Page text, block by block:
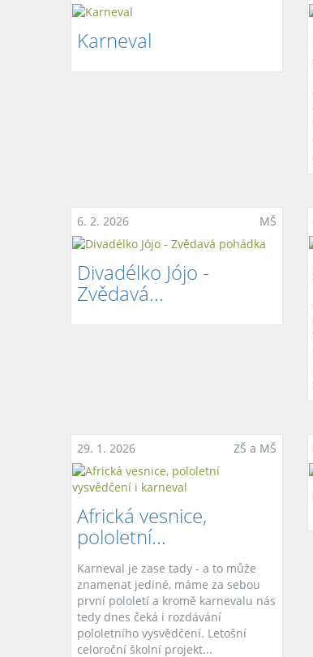
Karneval
6. 2. 2026 MŠ
Divadélko Jójo -
Zvědavá...
29. 1. 2026 ZŠ a MŠ
Africká vesnice,
pololetní...
Karneval je zase tady - a to může
znamenat jediné, máme za sebou
první pololetí a kromě karnevalu nás
tedy dnes čeká i rozdávání
pololetního vysvědčení. Letošní
celoroční školní projekt...